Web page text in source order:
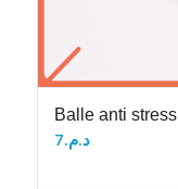
Balle anti
د.م.7